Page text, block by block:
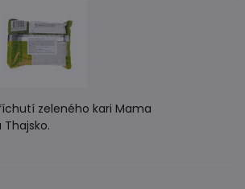
zeleného kari Mama